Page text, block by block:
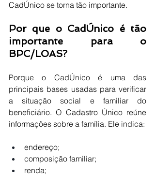
CadÚnico se torna tão importante.
Por que o CadÚnico é tão
importante para o
BPC/LOAS?
Porque o CadÚnico é uma das
principais bases usadas para verificar
a situação social e familiar do
beneficiário. O Cadastro Único reúne
informações sobre a família. Ele indica:
endereço;
composição familiar;
renda;